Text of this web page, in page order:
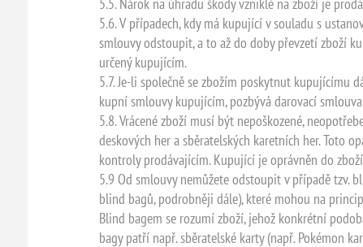
5.6. V případech, kdy má kupující v souladu s
smlouvy odstoupit, a to až do doby převzetí zboží
určený kupujícím.
5.7. Je-li společně se zbožím poskytnut kupujícímu
kupní smlouvy kupujícím, pozbývá darovací
5.8. Vrácené zboží musí být nepoškozené,
deskových her a sběratelských karetních her. Toto
kontroly prodávajícím. Kupující je oprávněn do
5.9 Od smlouvy nemůžete odstoupit v případě tzv.
blind bagů, podrobněji dále), které mohou na
Blind bagem se rozumí zboží, jehož konkrétní
bagy patří např. sběratelské karty (např. Pokémon